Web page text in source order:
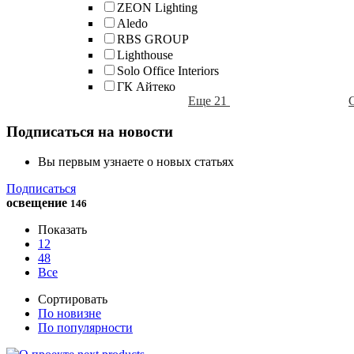
ZEON Lighting
Aledo
RBS GROUP
Lighthouse
Solo Office Interiors
ГК Айтеко
Еще 21
Подписаться на новости
Вы первым узнаете о новых статьях
Подписаться
освещение 146
Показать
12
48
Все
Сортировать
По новизне
По популярности